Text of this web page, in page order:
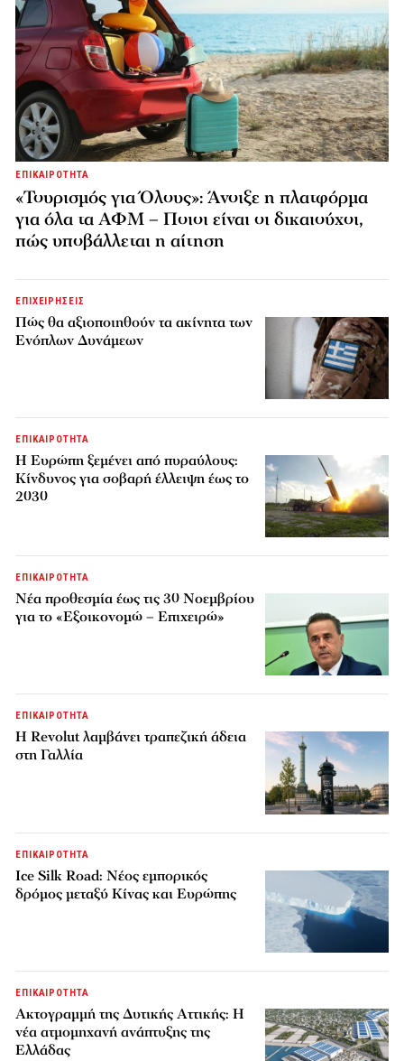
ΕΠΙΚΑΙΡΟΤΗΤΑ
«Τουρισμός για Όλους»: Άνοιξε η πλατφόρμα
για όλα τα ΑΦΜ – Ποιοι είναι οι δικαιούχοι,
πώς υποβάλλεται η αίτηση
ΕΠΙΧΕΙΡΗΣΕΙΣ
Πώς θα αξιοποιηθούν τα ακίνητα των
Ενόπλων Δυνάμεων
ΕΠΙΚΑΙΡΟΤΗΤΑ
H Ευρώπη ξεμένει από πυραύλους:
Κίνδυνος για σοβαρή έλλειψη έως το
2030
ΕΠΙΚΑΙΡΟΤΗΤΑ
Νέα προθεσμία έως τις 30 Νοεμβρίου
για το «Εξοικονομώ – Επιχειρώ»
ΕΠΙΚΑΙΡΟΤΗΤΑ
Η Revolut λαμβάνει τραπεζική άδεια
στη Γαλλία
ΕΠΙΚΑΙΡΟΤΗΤΑ
Ice Silk Road: Nέος εμπορικός
δρόμος μεταξύ Κίνας και Ευρώπης
ΕΠΙΚΑΙΡΟΤΗΤΑ
Ακτογραμμή της Δυτικής Αττικής: Η
νέα ατμομηχανή ανάπτυξης της
Ελλάδας